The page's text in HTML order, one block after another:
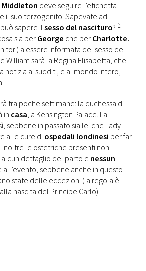
Middleton deve seguire l’etichetta
il suo terzogenito. Sapevate ad
sapere ilsesso del nascituro? È
sia perGeorge che perCharlotte.
a essere informata del sesso del
William sarà la Regina Elisabetta, che
notizia ai sudditi, e al mondo intero,
tra poche settimane: la duchessa di
in casa, a Kensington Palace. La
sebbene in passato sia lei che Lady
alle cure diospedali londinesi per far
Inoltre le ostetriche presenti non
dettaglio del parto e nessun
all’evento, sebbene anche in questo
state delle eccezioni (la regola è
nascita del Principe Carlo).